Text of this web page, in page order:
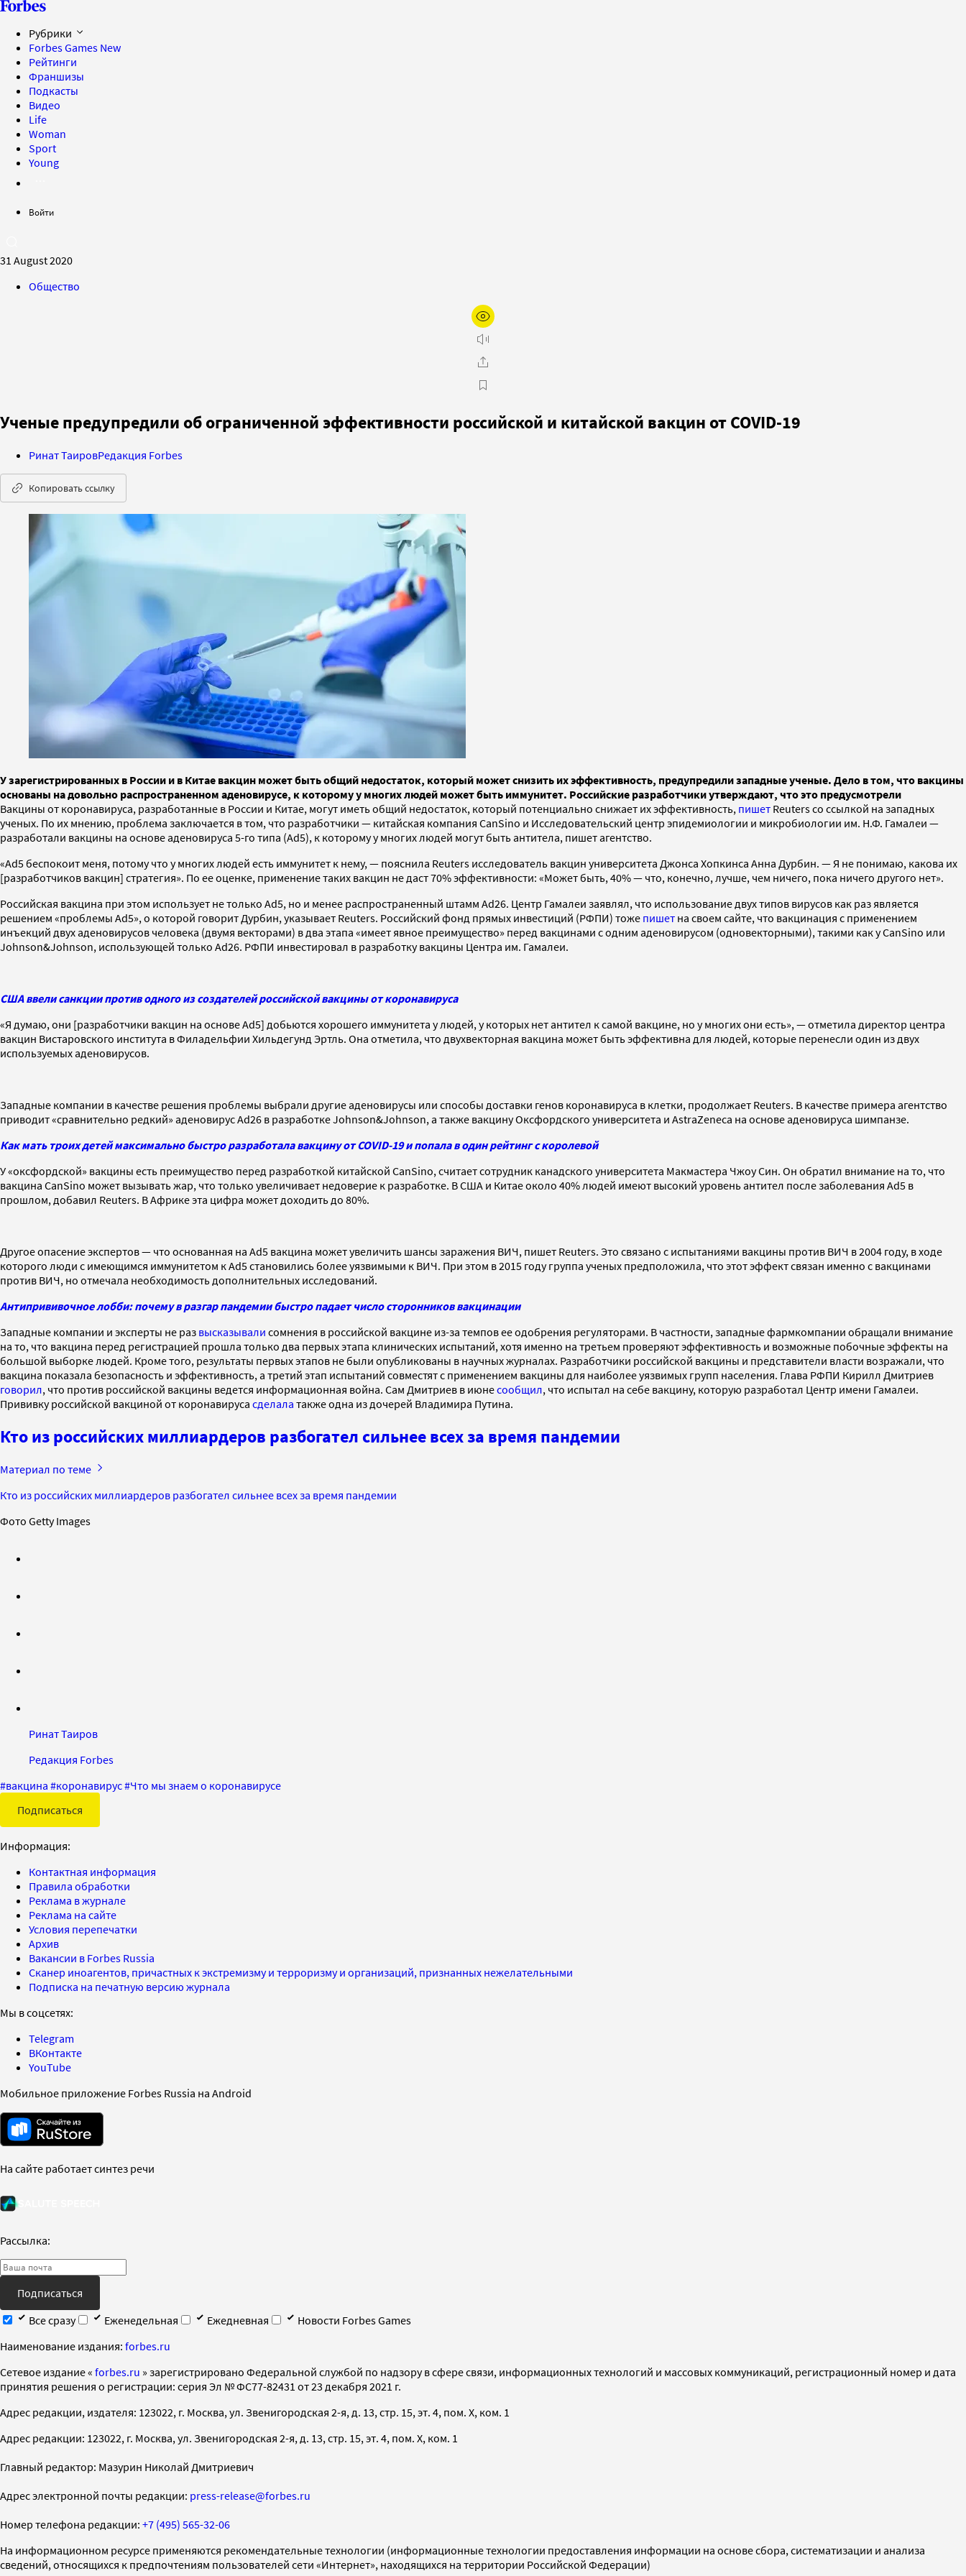
Рубрики
Forbes Games New
Рейтинги
Франшизы
Подкасты
Видео
Life
Woman
Sport
Young
Войти
31 August 2020
Общество
Ученые предупредили об ограниченной эффективности российской и китайской вакцин от COVID-19
Ринат ТаировРедакция Forbes
Копировать ссылку
У зарегистрированных в России и в Китае вакцин может быть общий недостаток, который может снизить их эффективность, предупредили западные ученые. Дело в том, что вакцины
основаны на довольно распространенном аденовирусе, к которому у многих людей может быть иммунитет. Российские разработчики утверждают, что это предусмотрели
Вакцины от коронавируса, разработанные в России и Китае, могут иметь общий недостаток, который потенциально снижает их эффективность, пишет Reuters со ссылкой на западных
ученых. По их мнению, проблема заключается в том, что разработчики — китайская компания CanSino и Исследовательский центр эпидемиологии и микробиологии им. Н.Ф. Гамалеи —
разработали вакцины на основе аденовируса 5-го типа (Ad5), к которому у многих людей могут быть антитела, пишет агентство.
«Ad5 беспокоит меня, потому что у многих людей есть иммунитет к нему, — пояснила Reuters исследователь вакцин университета Джонса Хопкинса Анна Дурбин. — Я не понимаю, какова их
[разработчиков вакцин] стратегия». По ее оценке, применение таких вакцин не даст 70% эффективности: «Может быть, 40% — что, конечно, лучше, чем ничего, пока ничего другого нет».
Российская вакцина при этом использует не только Ad5, но и менее распространенный штамм Ad26. Центр Гамалеи заявлял, что использование двух типов вирусов как раз является
решением «проблемы Ad5», о которой говорит Дурбин, указывает Reuters. Российский фонд прямых инвестиций (РФПИ) тоже пишет на своем сайте, что вакцинация с применением
инъекций двух аденовирусов человека (двумя векторами) в два этапа «имеет явное преимущество» перед вакцинами с одним аденовирусом (одновекторными), такими как у CanSino или
Johnson&Johnson, использующей только Ad26. РФПИ инвестировал в разработку вакцины Центра им. Гамалеи.
США ввели санкции против одного из создателей российской вакцины от коронавируса
«Я думаю, они [разработчики вакцин на основе Ad5] добьются хорошего иммунитета у людей, у которых нет антител к самой вакцине, но у многих они есть», — отметила директор центра
вакцин Вистаровского института в Филадельфии Хильдегунд Эртль. Она отметила, что двухвекторная вакцина может быть эффективна для людей, которые перенесли один из двух
используемых аденовирусов.
Западные компании в качестве решения проблемы выбрали другие аденовирусы или способы доставки генов коронавируса в клетки, продолжает Reuters. В качестве примера агентство
приводит «сравнительно редкий» аденовирус Ad26 в разработке Johnson&Johnson, а также вакцину Оксфордского университета и AstraZeneca на основе аденовируса шимпанзе.
Как мать троих детей максимально быстро разработала вакцину от COVID-19 и попала в один рейтинг с королевой
У «оксфордской» вакцины есть преимущество перед разработкой китайской CanSino, считает сотрудник канадского университета Макмастера Чжоу Син. Он обратил внимание на то, что
вакцина CanSino может вызывать жар, что только увеличивает недоверие к разработке. В США и Китае около 40% людей имеют высокий уровень антител после заболевания Ad5 в
прошлом, добавил Reuters. В Африке эта цифра может доходить до 80%.
Другое опасение экспертов — что основанная на Ad5 вакцина может увеличить шансы заражения ВИЧ, пишет Reuters. Это связано с испытаниями вакцины против ВИЧ в 2004 году, в ходе
которого люди с имеющимся иммунитетом к Ad5 становились более уязвимыми к ВИЧ. При этом в 2015 году группа ученых предположила, что этот эффект связан именно с вакцинами
против ВИЧ, но отмечала необходимость дополнительных исследований.
Антипрививочное лобби: почему в разгар пандемии быстро падает число сторонников вакцинации
Западные компании и эксперты не раз высказывали сомнения в российской вакцине из-за темпов ее одобрения регуляторами. В частности, западные фармкомпании обращали внимание
на то, что вакцина перед регистрацией прошла только два первых этапа клинических испытаний, хотя именно на третьем проверяют эффективность и возможные побочные эффекты на
большой выборке людей. Кроме того, результаты первых этапов не были опубликованы в научных журналах. Разработчики российской вакцины и представители власти возражали, что
вакцина показала безопасность и эффективность, а третий этап испытаний совместят с применением вакцины для наиболее уязвимых групп населения. Глава РФПИ Кирилл Дмитриев
говорил, что против российской вакцины ведется информационная война. Сам Дмитриев в июнесообщил, что испытал на себе вакцину, которую разработал Центр имени Гамалеи.
Прививку российской вакциной от коронавируса сделала также одна из дочерей Владимира Путина.
Кто из российских миллиардеров разбогател сильнее всех за время пандемии
Материал по теме
Кто из российских миллиардеров разбогател сильнее всех за время пандемии
Фото Getty Images
Ринат Таиров
Редакция Forbes
#вакцина #коронавирус#Что мы знаем о коронавирусе
Подписаться
Информация:
Контактная информация
Правила обработки
Реклама в журнале
Реклама на сайте
Условия перепечатки
Архив
Вакансии в Forbes Russia
Сканер иноагентов, причастных к экстремизму и терроризму и организаций, признанных нежелательными
Подписка на печатную версию журнала
Мы в соцсетях:
Telegram
ВКонтакте
YouTube
Мобильное приложение Forbes Russia на Android
На сайте работает синтез речи
Рассылка:
Подписаться
Все сразу
Еженедельная Ежедневная
Новости Forbes Games
Наименование издания: forbes.ru
Cетевое издание « forbes.ru » зарегистрировано Федеральной службой по надзору в сфере связи, информационных технологий и массовых коммуникаций, регистрационный номер и дата
принятия решения о регистрации: серия Эл № ФС77-82431 от 23 декабря 2021 г.
Адрес редакции, издателя: 123022, г. Москва, ул. Звенигородская 2-я, д. 13, стр. 15, эт. 4, пом. X, ком. 1
Адрес редакции: 123022, г. Москва, ул. Звенигородская 2-я, д. 13, стр. 15, эт. 4, пом. X, ком. 1
Главный редактор: Мазурин Николай Дмитриевич
Адрес электронной почты редакции: press-release@forbes.ru
Номер телефона редакции: +7 (495) 565-32-06
На информационном ресурсе применяются рекомендательные технологии (информационные технологии предоставления информации на основе сбора, систематизации и анализа
сведений, относящихся к предпочтениям пользователей сети «Интернет», находящихся на территории Российской Федерации)